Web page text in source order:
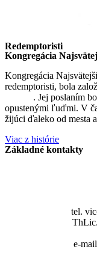
Redemptoristi
Kongregácia
Kongregácia
redemptoristi, bola
. Jej poslaním
opustenými ľuďmi. V
žijúci ďaleko od mesta
Viac z histórie
Základné kontakty
tel.
e-